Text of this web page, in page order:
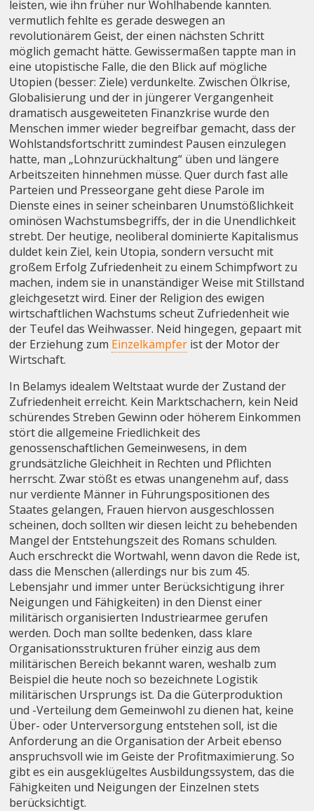
leisten, wie ihn früher nur Wohlhabende kannten.
vermutlich fehlte es gerade deswegen an
revolutionärem Geist, der einen nächsten Schritt
möglich gemacht hätte. Gewissermaßen tappte man in
eine utopistische Falle, die den Blick auf mögliche
Utopien (besser: Ziele) verdunkelte. Zwischen Ölkrise,
Globalisierung und der in jüngerer Vergangenheit
dramatisch ausgeweiteten Finanzkrise wurde den
Menschen immer wieder begreifbar gemacht, dass der
Wohlstandsfortschritt zumindest Pausen einzulegen
hatte, man „Lohnzurückhaltung“ üben und längere
Arbeitszeiten hinnehmen müsse. Quer durch fast alle
Parteien und Presseorgane geht diese Parole im
Dienste eines in seiner scheinbaren Unumstößlichkeit
ominösen Wachstumsbegriffs, der in die Unendlichkeit
strebt. Der heutige, neoliberal dominierte Kapitalismus
duldet kein Ziel, kein Utopia, sondern versucht mit
großem Erfolg Zufriedenheit zu einem Schimpfwort zu
machen, indem sie in unanständiger Weise mit Stillstand
gleichgesetzt wird. Einer der Religion des ewigen
wirtschaftlichen Wachstums scheut Zufriedenheit wie
der Teufel das Weihwasser. Neid hingegen, gepaart mit
der Erziehung zum Einzelkämpfer ist der Motor der
Wirtschaft.
In Belamys idealem Weltstaat wurde der Zustand der
Zufriedenheit erreicht. Kein Marktschachern, kein Neid
schürendes Streben Gewinn oder höherem Einkommen
stört die allgemeine Friedlichkeit des
genossenschaftlichen Gemeinwesens, in dem
grundsätzliche Gleichheit in Rechten und Pflichten
herrscht. Zwar stößt es etwas unangenehm auf, dass
nur verdiente Männer in Führungspositionen des
Staates gelangen, Frauen hiervon ausgeschlossen
scheinen, doch sollten wir diesen leicht zu behebenden
Mangel der Entstehungszeit des Romans schulden.
Auch erschreckt die Wortwahl, wenn davon die Rede ist,
dass die Menschen (allerdings nur bis zum 45.
Lebensjahr und immer unter Berücksichtigung ihrer
Neigungen und Fähigkeiten) in den Dienst einer
militärisch organisierten Industriearmee gerufen
werden. Doch man sollte bedenken, dass klare
Organisationsstrukturen früher einzig aus dem
militärischen Bereich bekannt waren, weshalb zum
Beispiel die heute noch so bezeichnete Logistik
militärischen Ursprungs ist. Da die Güterproduktion
und -Verteilung dem Gemeinwohl zu dienen hat, keine
Über- oder Unterversorgung entstehen soll, ist die
Anforderung an die Organisation der Arbeit ebenso
anspruchsvoll wie im Geiste der Profitmaximierung. So
gibt es ein ausgeklügeltes Ausbildungssystem, das die
Fähigkeiten und Neigungen der Einzelnen stets
berücksichtigt.